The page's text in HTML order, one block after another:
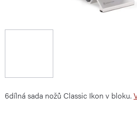
6dílná sada nožů Classic Ikon v bloku.